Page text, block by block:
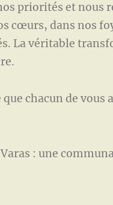
priorités et nous
cœurs, dans nos
La véritable
que chacun de
: une